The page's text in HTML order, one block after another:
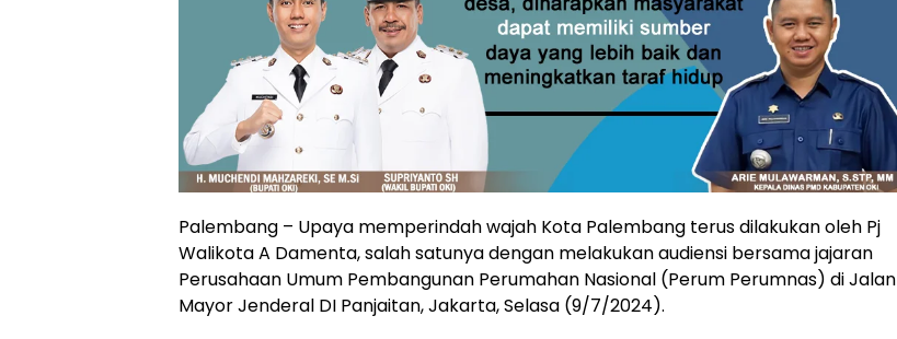
Palembang – Upaya memperindah wajah Kota Palembang terus dilakukan oleh Pj
Walikota A Damenta, salah satunya dengan melakukan audiensi bersama jajaran
Perusahaan Umum Pembangunan Perumahan Nasional (Perum Perumnas) di Jalan
Mayor Jenderal DI Panjaitan, Jakarta, Selasa (9/7/2024).